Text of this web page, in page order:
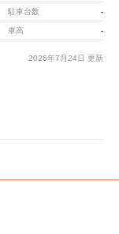
駐車台数 -
車高 -
2026年7月24日 更新